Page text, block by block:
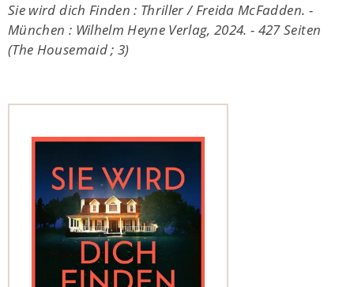
Sie wird dich Finden : Thriller / Freida McFadden. -
München : Wilhelm Heyne Verlag, 2024. - 427 Seiten
(The Housemaid ; 3)